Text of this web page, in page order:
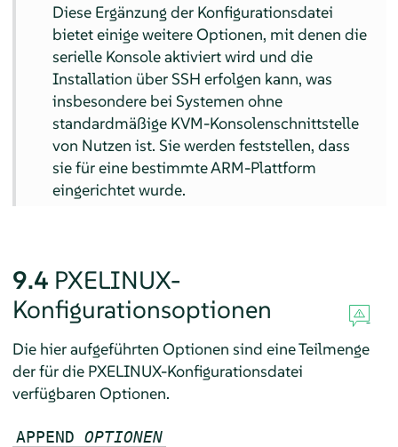
Diese Ergänzung der Konfigurationsdatei
bietet einige weitere Optionen, mit denen die
serielle Konsole aktiviert wird und die
Installation über SSH erfolgen kann, was
insbesondere bei Systemen ohne
standardmäßige KVM-Konsolenschnittstelle
von Nutzen ist. Sie werden feststellen, dass
sie für eine bestimmte ARM-Plattform
eingerichtet wurde.
9.4 PXELINUX-
Konfigurationsoptionen
Die hier aufgeführten Optionen sind eine Teilmenge
der für die PXELINUX-Konfigurationsdatei
verfügbaren Optionen.
APPEND OPTIONEN